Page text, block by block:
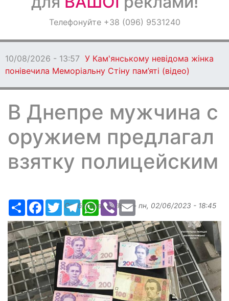
ОголошенняТелефонуйте +38 (096) 9531240
10/08/2026 - 13:57 У Кам'янському невідома жінка
понівечила Меморіальну Стіну пам’яті (відео)
В Днепре мужчина с
оружием предлагал
взятку полицейским
РесурсFacebook
TwitterTelegramWhatsApp
ViberEmail
Опубликовано ilona- пн, 02/06/2023 - 18:45